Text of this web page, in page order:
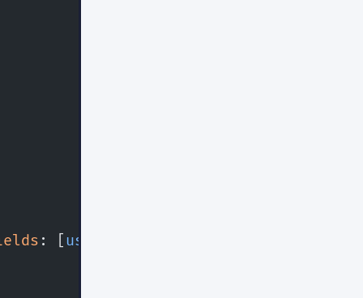
: [userId